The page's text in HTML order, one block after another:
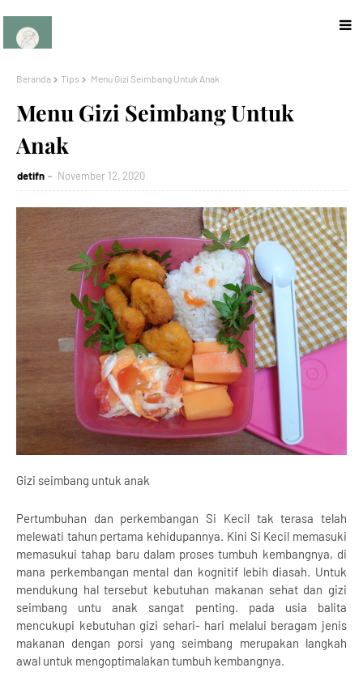
Beranda Tips Menu Gizi Seimbang Untuk Anak
Menu Gizi Seimbang Untuk
Anak
detifn November 12, 2020
Gizi seimbang untuk anak
Pertumbuhan dan perkembangan Si Kecil tak terasa telah
melewati tahun pertama kehidupannya. Kini Si Kecil memasuki
memasukui tahap baru dalam proses tumbuh kembangnya, di
mana perkembangan mental dan kognitif lebih diasah. Untuk
mendukung hal tersebut kebutuhan makanan sehat dan gizi
seimbang untu anak sangat penting. pada usia balita
mencukupi kebutuhan gizi sehari- hari melalui beragam jenis
makanan dengan porsi yang seimbang merupakan langkah
awal untuk mengoptimalakan tumbuh kembangnya.